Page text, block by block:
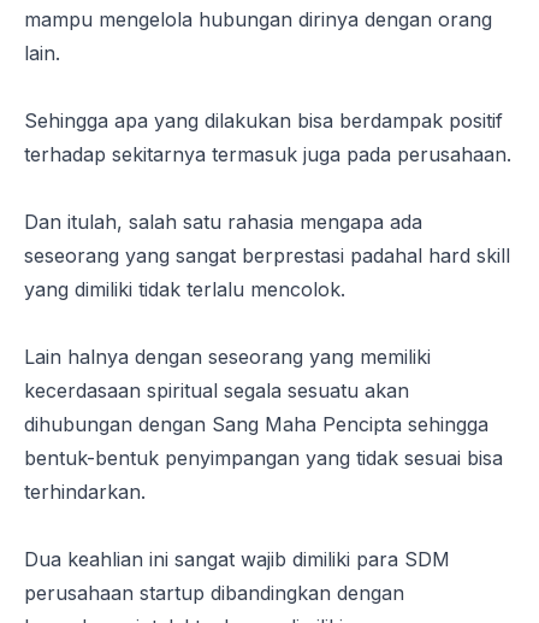
mampu mengelola hubungan dirinya dengan orang
lain.
Sehingga apa yang dilakukan bisa berdampak positif
terhadap sekitarnya termasuk juga pada perusahaan.
Dan itulah, salah satu rahasia mengapa ada
seseorang yang sangat berprestasi padahal hard skill
yang dimiliki tidak terlalu mencolok.
Lain halnya dengan seseorang yang memiliki
kecerdasaan spiritual segala sesuatu akan
dihubungan dengan Sang Maha Pencipta sehingga
bentuk-bentuk penyimpangan yang tidak sesuai bisa
terhindarkan.
Dua keahlian ini sangat wajib dimiliki para SDM
perusahaan startup dibandingkan dengan